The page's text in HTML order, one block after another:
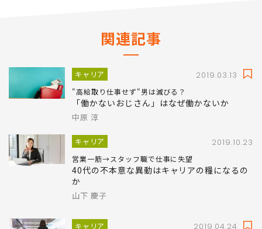
関連記事
キャリア 2019.03.13
"高給取り仕事せず"男は滅びる？
「働かないおじさん」はなぜ働かないか
中原 淳
キャリア 2019.10.23
営業一筋→スタッフ職で仕事に失望
40代の不本意な異動はキャリアの糧になるの
か
山下 慶子
キャリア 2019.04.24